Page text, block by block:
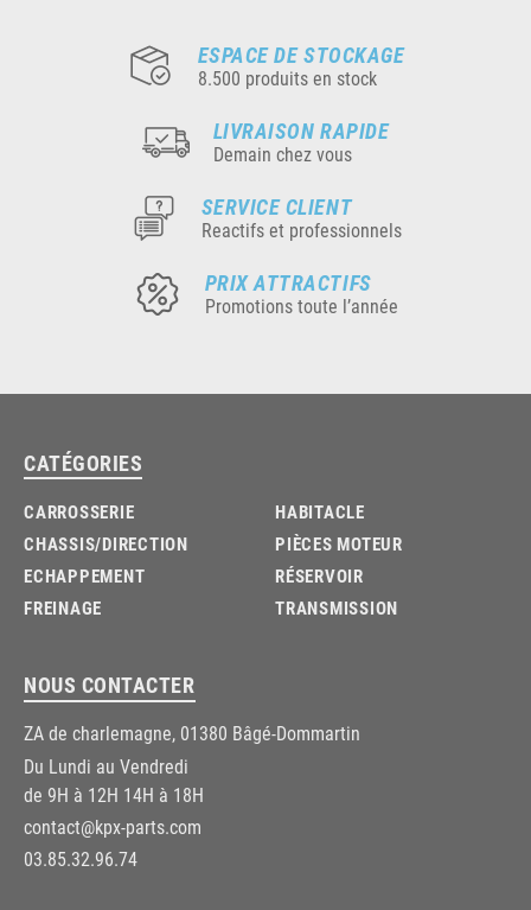
ESPACE DE STOCKAGE
8.500 produits en stock
LIVRAISON RAPIDE
Demain chez vous
SERVICE CLIENT
Reactifs et professionnels
PRIX ATTRACTIFS
Promotions toute l’année
CATÉGORIES
CARROSSERIE
CHASSIS/DIRECTION
ECHAPPEMENT
FREINAGE
HABITACLE
PIÈCES MOTEUR
RÉSERVOIR
TRANSMISSION
NOUS CONTACTER
ZA de charlemagne, 01380 Bâgé-Dommartin
Du Lundi au Vendredi
de 9H à 12H 14H à 18H
contact@kpx-parts.com
03.85.32.96.74